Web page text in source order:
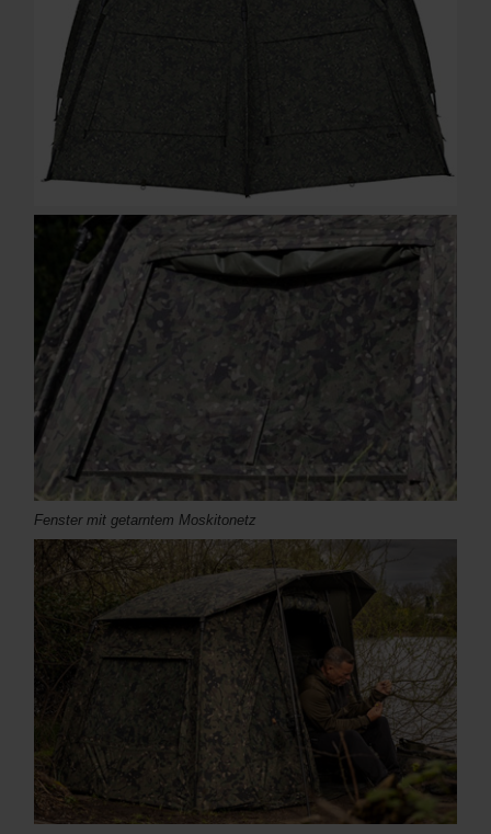
Fenster mit getarntem Moskitonetz